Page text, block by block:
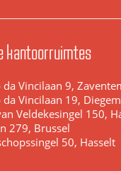
kantoorruimtes
da Vincilaan 9,
da Vincilaan 19, Diegem
Veldekesingel 150,
279, Brussel
50, Hasselt